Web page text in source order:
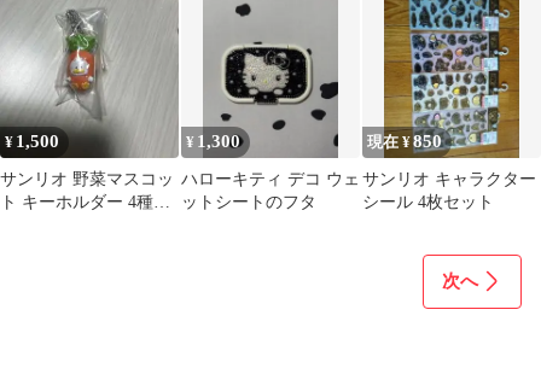
ホルダー
¥ 1,500
サンリオ 野菜マスコッ
ト キーホルダー 4種セ
¥ 1,300
ハローキティ デコ ウェ
ットシートのフタ
現在 ¥850
サンリオ キャラクター
シール 4枚セット
次へ